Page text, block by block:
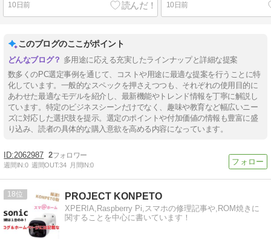
10日前 10日前
このブログのここがポイント
多用途に応える充実したラインナップと詳細な提案
数多くのPC選定事例を通じて、コストや用途に最適な提案を行うことに特
化しています。一般的なスペックを押さえつつも、それぞれの使用目的に
あわせた最適なモデルを紹介し、最新機能やトレンド情報を丁寧に解説し
ています。特定のビジネスシーンだけでなく、趣味や教育など幅広いニー
ズに対応した選択肢を提示。選定のポイントや付加価値の情報も豊富に盛
り込み、読者の具体的な購入意欲を高める内容になっています。
2062987 2
週間IN:0 週間OUT:34 月間IN:0
18 PROJECT KONPETO
XPERIA,Raspberry Pi,スマホの修理記事や,ROM焼きに
関することを中心に書いています！